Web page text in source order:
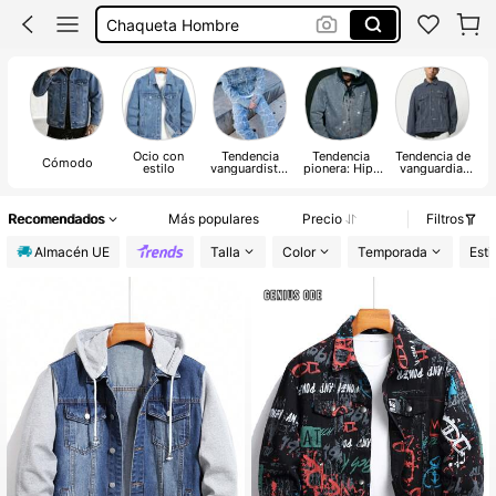
Cazadora Vaquera Hombre
Chaqueta Vaquera Hombre
Cómodo Ocio con
estilo
Tendencia
vanguardista-
Tendencia
pionera: Hip-
Tendencia de
vanguardia:
Recomendados Más populares Precio
Filtros
Almacén UE
Talla Color Temporada